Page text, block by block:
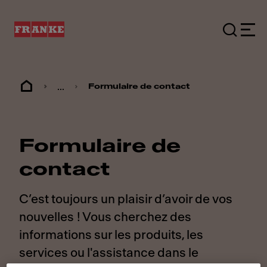
... Formulaire de contact
Formulaire de
contact
C’est toujours un plaisir d’avoir de vos
nouvelles ! Vous cherchez des
informations sur les produits, les
services ou l'assistance dans le